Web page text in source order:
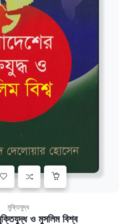
মুক্তিযুদ্ধ
ও মুসলিম বিশ্ব